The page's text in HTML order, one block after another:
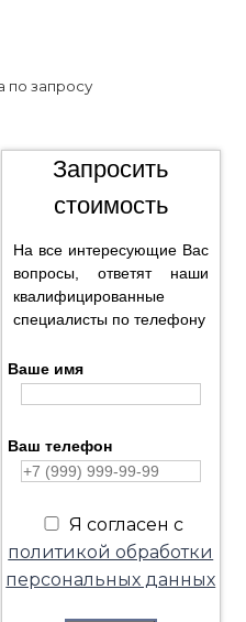
по запросу
Запросить
стоимость
На все интересующие Вас
вопросы, ответят наши
квалифицированные
специалисты по телефону
Ваше имя
Ваш телефон
Я согласен с
политикой обработки
персональных данных